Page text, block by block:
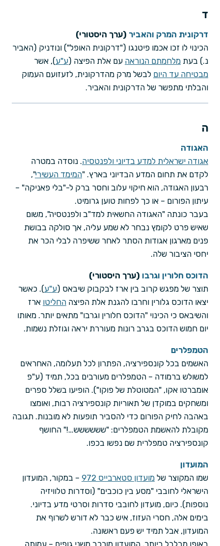
ד
דרקונית המרק והאביר (ערך היסטורי)
הכינוי לו זכו אכמו פיטנגו ("דרקונית האופל") ונודניק (האביר
נ.) בעת מלחמתם הנוראה עם אלת הפיצה (ע"ע), אשר
מבטיחה עד היום לבשל מרק מהדרקונית, לזעזועם העמוק
והבלתי מתפשר של הדרקונית והאביר.
ה
האגודה
אגודה ישראלית למדע בדיוני ולפנטסיה. נוסדה במטרה
לקדם את תחום המדע הבדיוני בארץ. "המימד העשירי",
רבעון האגודה, הוא חיקוי עלוב וחסר ברק ל-"בלי פאניקה" –
עיתון הפורום – או כך לפחות טוען גרומיט.
בעבר כונתה "האגודה החשאית למד"ב ולפנטסיה", משום
שאיש פרט לקומץ נבחר לא שמע עליה, אך סולקה בבושת
פנים מארגון אגודות הסתר לאחר ששיפרה לבלי הכר את
יחסי הציבור שלה.
הדוכס חלורין וגרבו (ערך היסטורי)
תוצר של מפגש קרוב בין ארז לבקבוק שיבאס (ע"ע). כאשר
יצאו הדוכס גלורין וחרבו להגנת אלת הפיצה החליטו ארז
והשיבאס כי הכינוי "הדוכס חלורין וגרבו" מתאים יותר. מאותו
יום חמוש הדוכס בגרב רונות מעוררת יראה וגוזלת נשמות.
הטמפלרים
האשמים בכל קונספירציה, הפתרון לכל תעלומה, האחראים
למשולש ברמודה – הטמפלרים מעורבים בכל, תמיד (ע"פ
אומברטו אקו, "המטוטלת של פוקו"). הופיעו בשלל ספרים
ומשחקים במוקדן של תאוריות קונספירציה רבות, ואומצו
באהבה לחיק הפורום כדי להסביר תופעות לא מובנות. תגובה
מקובלת להאשמת הטמפלרים: "שששששש…!" החושף
קונספירציה טמפלרית שם נפשו בכפו.
המועדון
שמו המקוצר של מועדון סטארבייס 972
– במקור, המועדון
הישראלי לחובבי "מסע בין כוכבים" (וסדרות טלוויזיה
נוספות). כיום, מועדון לחובבי סדרות וסרטי מדע בדיוני.
בימים אלה, חסרי העזוז, איש כבר לא דורש לשרוף את
המועדון, אבל תמיד יש פעם ראשונה.
באופן מבלבל ביותר, המועדון מורכב משני גופים – עמותה